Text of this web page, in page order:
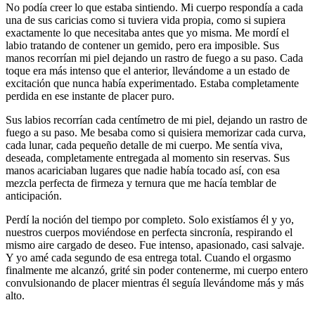
No podía creer lo que estaba sintiendo. Mi cuerpo respondía a cada
una de sus caricias como si tuviera vida propia, como si supiera
exactamente lo que necesitaba antes que yo misma. Me mordí el
labio tratando de contener un gemido, pero era imposible. Sus
manos recorrían mi piel dejando un rastro de fuego a su paso. Cada
toque era más intenso que el anterior, llevándome a un estado de
excitación que nunca había experimentado. Estaba completamente
perdida en ese instante de placer puro.
Sus labios recorrían cada centímetro de mi piel, dejando un rastro de
fuego a su paso. Me besaba como si quisiera memorizar cada curva,
cada lunar, cada pequeño detalle de mi cuerpo. Me sentía viva,
deseada, completamente entregada al momento sin reservas. Sus
manos acariciaban lugares que nadie había tocado así, con esa
mezcla perfecta de firmeza y ternura que me hacía temblar de
anticipación.
Perdí la noción del tiempo por completo. Solo existíamos él y yo,
nuestros cuerpos moviéndose en perfecta sincronía, respirando el
mismo aire cargado de deseo. Fue intenso, apasionado, casi salvaje.
Y yo amé cada segundo de esa entrega total. Cuando el orgasmo
finalmente me alcanzó, grité sin poder contenerme, mi cuerpo entero
convulsionando de placer mientras él seguía llevándome más y más
alto.